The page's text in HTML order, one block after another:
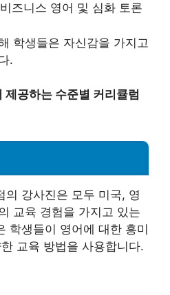
즈니스 영어 및 심화 토론
학생들은 자신감을 가지고
.
공하는 수준별 커리큘럼
의 강사진은 모두 미국, 영
교육 경험을 가지고 있는
학생들이 영어에 대한 흥미
교육 방법을 사용합니다.